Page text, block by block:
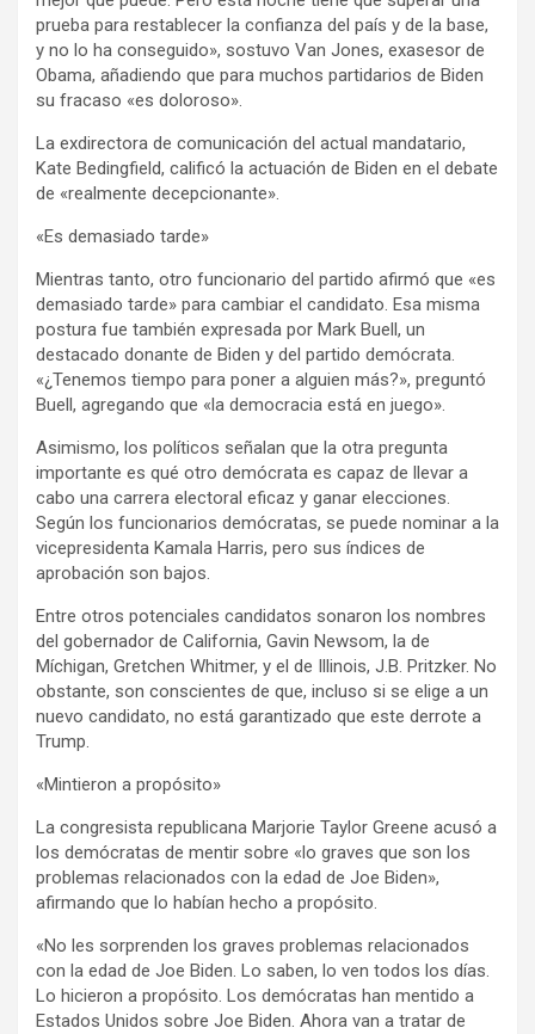
prueba para restablecer la confianza del país y de la base,
y no lo ha conseguido», sostuvo Van Jones, exasesor de
Obama, añadiendo que para muchos partidarios de Biden
su fracaso «es doloroso».
La exdirectora de comunicación del actual mandatario,
Kate Bedingfield, calificó la actuación de Biden en el debate
de «realmente decepcionante».
«Es demasiado tarde»
Mientras tanto, otro funcionario del partido afirmó que «es
demasiado tarde» para cambiar el candidato. Esa misma
postura fue también expresada por Mark Buell, un
destacado donante de Biden y del partido demócrata.
«¿Tenemos tiempo para poner a alguien más?», preguntó
Buell, agregando que «la democracia está en juego».
Asimismo, los políticos señalan que la otra pregunta
importante es qué otro demócrata es capaz de llevar a
cabo una carrera electoral eficaz y ganar elecciones.
Según los funcionarios demócratas, se puede nominar a la
vicepresidenta Kamala Harris, pero sus índices de
aprobación son bajos.
Entre otros potenciales candidatos sonaron los nombres
del gobernador de California, Gavin Newsom, la de
Míchigan, Gretchen Whitmer, y el de Illinois, J.B. Pritzker. No
obstante, son conscientes de que, incluso si se elige a un
nuevo candidato, no está garantizado que este derrote a
Trump.
«Mintieron a propósito»
La congresista republicana Marjorie Taylor Greene acusó a
los demócratas de mentir sobre «lo graves que son los
problemas relacionados con la edad de Joe Biden»,
afirmando que lo habían hecho a propósito.
«No les sorprenden los graves problemas relacionados
con la edad de Joe Biden. Lo saben, lo ven todos los días.
Lo hicieron a propósito. Los demócratas han mentido a
Estados Unidos sobre Joe Biden. Ahora van a tratar de